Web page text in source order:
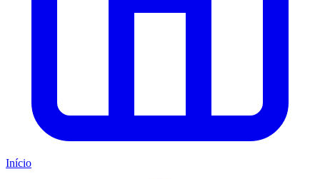
Início